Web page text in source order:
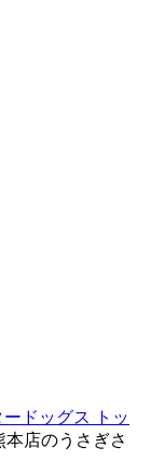
ドッグス トッ
本店のうさぎさ